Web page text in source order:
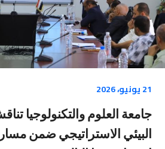
21 يونيو، 2026
جامعة العلوم والتكنولوجيا
البيئي الاستراتيجي ضمن